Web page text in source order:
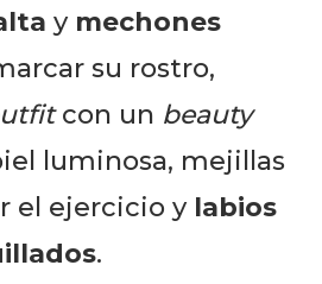
y mechones
su rostro,
con un beauty
luminosa, mejillas
el ejercicio y labios
.